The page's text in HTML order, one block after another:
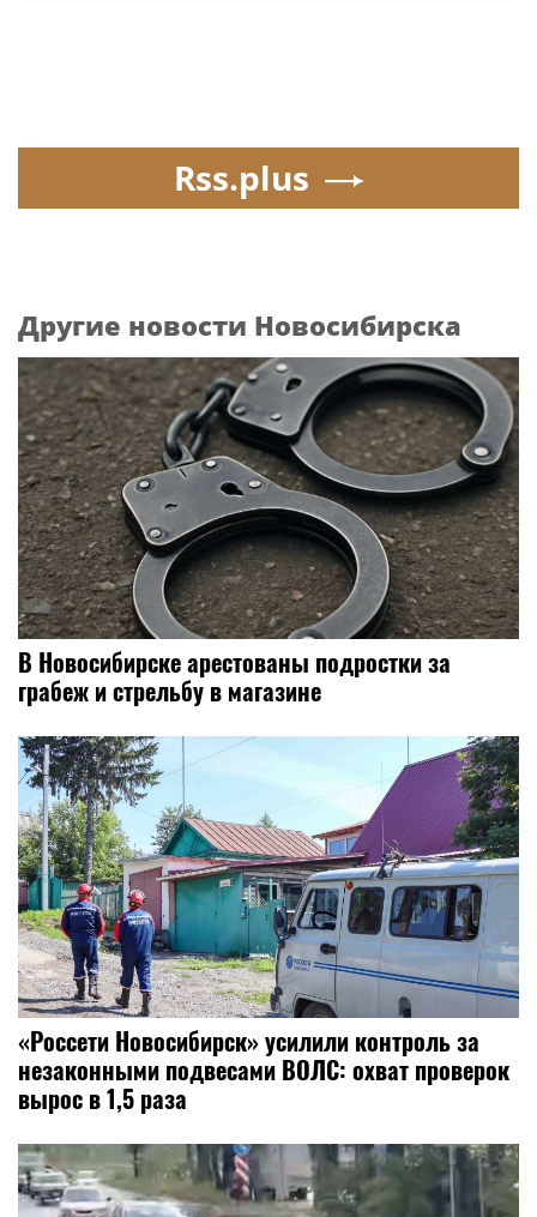
Rss.plus
Другие новости Новосибирска
В Новосибирске арестованы подростки за
грабеж и стрельбу в магазине
«Россети Новосибирск» усилили контроль за
незаконными подвесами ВОЛС: охват проверок
вырос в 1,5 раза